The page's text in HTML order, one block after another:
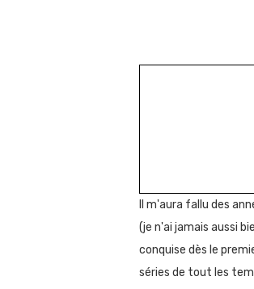
Il m'aura fallu des
(je n'ai jamais aussi
conquise dès le
séries de tout les